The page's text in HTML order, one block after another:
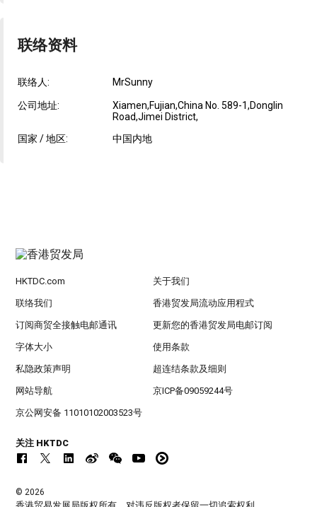
联络资料
联络人: MrSunny
公司地址:
Xiamen,Fujian,China No. 589-1,Donglin
Road,Jimei District,
国家 / 地区:
中国内地
HKTDC.com 关于我们
联络我们 香港贸发局流动应用程式
订阅商贸全接触电邮通讯 更新您的香港贸发局电邮订阅
字体大小 使用条款
私隐政策声明 超连结条款及细则
网站导航 京ICP备09059244号
京公网安备 11010102003523号
关注 HKTDC
© 2026